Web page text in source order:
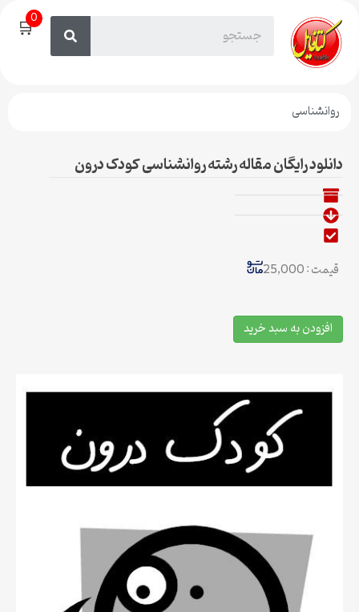
🛒0
روانشناسی
دانلود رایگان مقاله رشته روانشناسی کودک درون
قیمت : 25,000
افزودن به سبد خرید